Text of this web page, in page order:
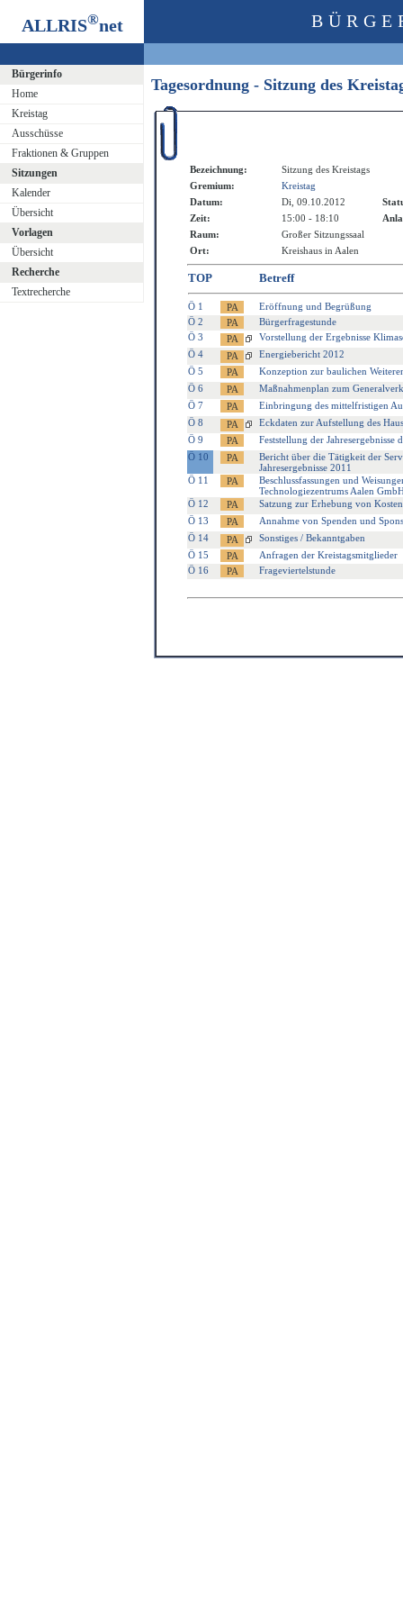
ALLRIS®net
Bürgerinfo
Home
Kreistag
Ausschüsse
Fraktionen & Gruppen
Sitzungen
Kalender
Übersicht
Vorlagen
Übersicht
Recherche
Textrecherche
Tagesordnung - Sitzung des
Bezeichnung:
Sitzung des Kreistags
Gremium:
Kreistag
Datum:
Di, 09.10.2012
Zeit:
15:00 - 18:10
Raum:
Großer Sitzungssaal
Ort:
Kreishaus in Aalen
TOP Betreff
Ö 1
Eröffnung und Begrüßung
Ö 2
Bürgerfragestunde
Ö 3
Vorstellung der Ergebnisse
Ö 4
Energiebericht 2012
Ö 5
Konzeption zur baulichen
Ö 6
Maßnahmenplan zum
Ö 7
Einbringung des mittelfristigen
Ö 8
Eckdaten zur Aufstellung des
Ö 9
Feststellung der
Ö 10
Bericht über die Tätigkeit der
Jahresergebnisse 2011
Ö 11
Beschlussfassungen und
Technologiezentrums Aalen
Ö 12
Satzung zur Erhebung von
Ö 13
Annahme von Spenden und
Ö 14
Sonstiges / Bekanntgaben
Ö 15
Anfragen der Kreistagsmitglieder
Ö 16
Frageviertelstunde